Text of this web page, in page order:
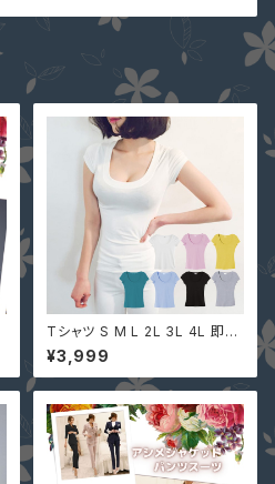
Tシャツ S M L 2L 3L 4L 即納
有 深Uネック 黒 グレー 白 ピン
ク 胸元強調 レディース 半袖 シ
ャツ シンプル 無地 pl1867 カッ
ー
¥3,999